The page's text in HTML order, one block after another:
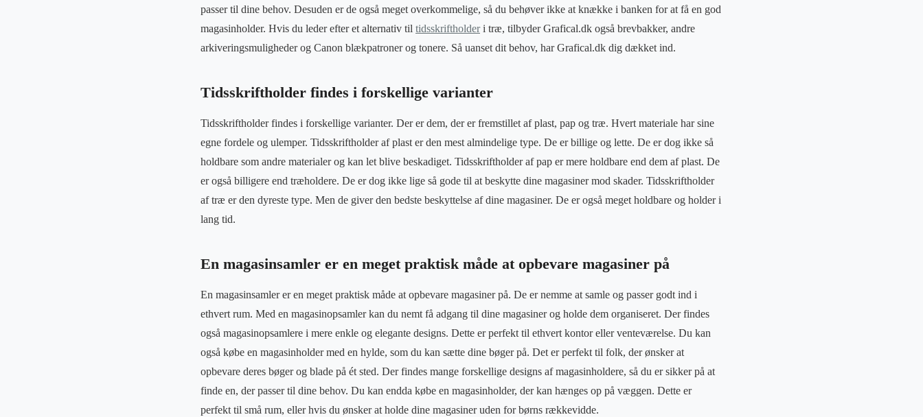
passer til dine behov. Desuden er de også meget overkommelige, så du behøver ikke at knække i banken for at få en god
magasinholder. Hvis du leder efter et alternativ til tidsskriftholderi træ, tilbyder Grafical.dk også brevbakker, andre
arkiveringsmuligheder og Canon blækpatroner og tonere. Så uanset dit behov, har Grafical.dk dig dækket ind.
Tidsskriftholder findes i forskellige varianter
Tidsskriftholder findes i forskellige varianter. Der er dem, der er fremstillet af plast, pap og træ. Hvert materiale har sine
egne fordele og ulemper. Tidsskriftholder af plast er den mest almindelige type. De er billige og lette. De er dog ikke så
holdbare som andre materialer og kan let blive beskadiget. Tidsskriftholder af pap er mere holdbare end dem af plast. De
er også billigere end træholdere. De er dog ikke lige så gode til at beskytte dine magasiner mod skader. Tidsskriftholder
af træ er den dyreste type. Men de giver den bedste beskyttelse af dine magasiner. De er også meget holdbare og holder i
lang tid.
En magasinsamler er en meget praktisk måde at opbevare magasiner på
En magasinsamler er en meget praktisk måde at opbevare magasiner på. De er nemme at samle og passer godt ind i
ethvert rum. Med en magasinopsamler kan du nemt få adgang til dine magasiner og holde dem organiseret. Der findes
også magasinopsamlere i mere enkle og elegante designs. Dette er perfekt til ethvert kontor eller venteværelse. Du kan
også købe en magasinholder med en hylde, som du kan sætte dine bøger på. Det er perfekt til folk, der ønsker at
opbevare deres bøger og blade på ét sted. Der findes mange forskellige designs af magasinholdere, så du er sikker på at
finde en, der passer til dine behov. Du kan endda købe en magasinholder, der kan hænges op på væggen. Dette er
perfekt til små rum, eller hvis du ønsker at holde dine magasiner uden for børns rækkevidde.